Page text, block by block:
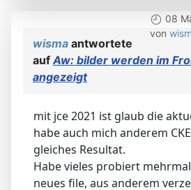
08
von
wisma antwortete
auf Aw: bilder werden im
angezeigt
mit jce 2021 ist glaub die
habe auch mich anderem
gleiches Resultat.
Habe vieles probiert
neues file, aus anderem